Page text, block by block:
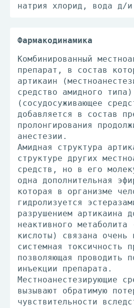
натрия хлорид, вода д/и
Фармакодинамика
Комбинированный
препарат, в состав
артикаин
средство амидного
(сосудосуживающее
добавляется в состав
пролонгирования
анестезии.
Амидная структура
структуре других
средств, но в его
одна дополнительная
которая в организме
гидролизуется
разрушением артикаина
неактивного метаболита
кислоты) связана очень
системная токсичность
позволяющая проводить
инъекции препарата.
Местноанестезирующие
вызывают обратимую
чувствительности